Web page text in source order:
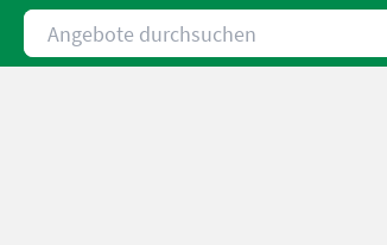
Angebote durchsuchen